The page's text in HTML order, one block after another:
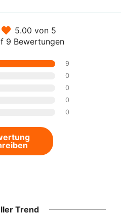
5.00 von 5
9 Bewertungen
9
0
0
0
0
Trend